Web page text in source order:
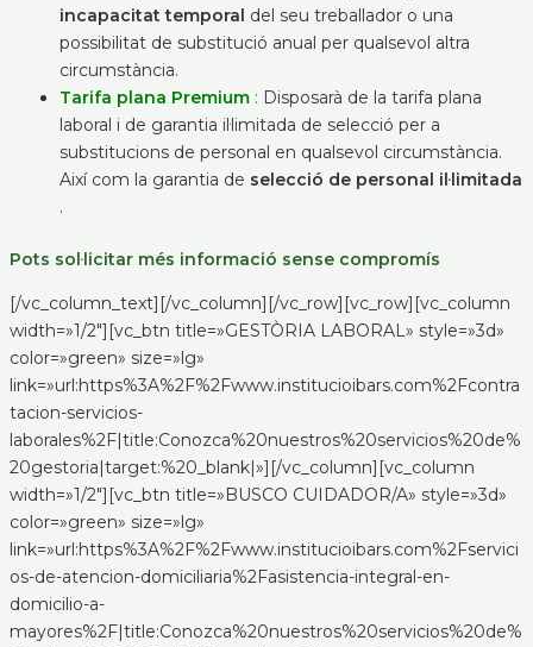
incapacitat temporal del seu treballador o una
possibilitat de substitució anual per qualsevol altra
circumstància.
Tarifa plana Premium: Disposarà de la tarifa plana
laboral i de garantia il·limitada de selecció per a
substitucions de personal en qualsevol circumstància.
Així com la garantia de selecció de personal il·limitada
.
Pots sol·licitar més informació sense compromís
[/vc_column_text][/vc_column][/vc_row][vc_row][vc_column
width=»1/2″][vc_btn title=»GESTÒRIA LABORAL» style=»3d»
color=»green» size=»lg»
link=»url:https%3A%2F%2Fwww.institucioibars.com%2Fcontra
tacion-servicios-
laborales%2F|title:Conozca%20nuestros%20servicios%20de%
20gestoria|target:%20_blank|»][/vc_column][vc_column
width=»1/2″][vc_btn title=»BUSCO CUIDADOR/A» style=»3d»
color=»green» size=»lg»
link=»url:https%3A%2F%2Fwww.institucioibars.com%2Fservici
os-de-atencion-domiciliaria%2Fasistencia-integral-en-
domicilio-a-
mayores%2F|title:Conozca%20nuestros%20servicios%20de%